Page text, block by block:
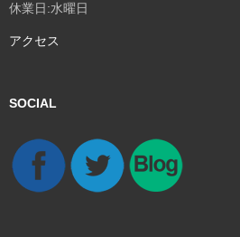
休業日:水曜日
アクセス
SOCIAL